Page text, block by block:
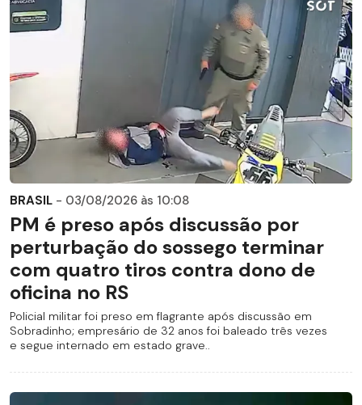
BRASIL - 03/08/2026 às 10:08
PM é preso após discussão por
perturbação do sossego terminar
com quatro tiros contra dono de
oficina no RS
Policial militar foi preso em flagrante após discussão em
Sobradinho; empresário de 32 anos foi baleado três vezes
e segue internado em estado grave..